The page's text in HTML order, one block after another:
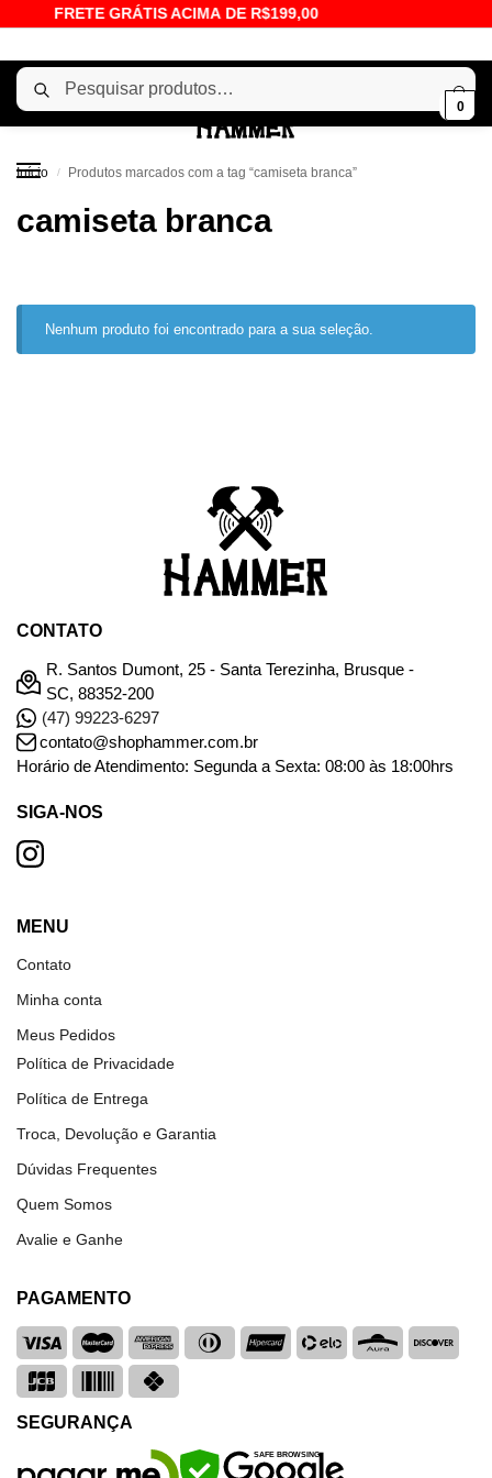
FRETE GRÁTIS ACIMA DE R$199,00
0
Início / Produtos marcados com a tag “camiseta branca”
camiseta branca
Nenhum produto foi encontrado para a sua seleção.
CONTATO
R. Santos Dumont, 25 - Santa Terezinha, Brusque -
SC, 88352-200
(47) 99223-6297
contato@shophammer.com.br
Horário de Atendimento: Segunda a Sexta: 08:00 às 18:00hrs
SIGA-NOS
MENU
Contato
Minha conta
Meus Pedidos
Política de Privacidade
Política de Entrega
Troca, Devolução e Garantia
Dúvidas Frequentes
Quem Somos
Avalie e Ganhe
PAGAMENTO
SEGURANÇA
SAFE BROWSING